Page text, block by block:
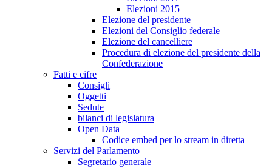
Elezioni 2015
Elezione del presidente
Elezioni del Consiglio federale
Elezione del cancelliere
Procedura di elezione del presidente della
Confederazione
Fatti e cifre
Consigli
Oggetti
Sedute
bilanci di legislatura
Open Data
Codice embed per lo stream in diretta
Servizi del Parlamento
Segretario generale